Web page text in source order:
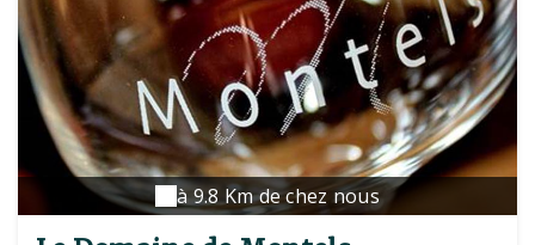
à 9.8 Km de chez nous